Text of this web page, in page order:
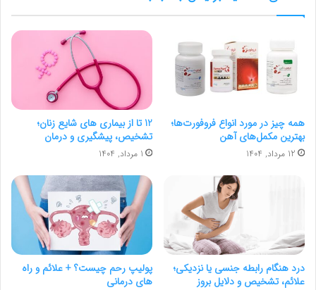
همه چیز در مورد انواع فروفورت‌ها؛
بهترین مکمل‌های آهن
12 مرداد, 1404
12 تا از بیماری های شایع زنان؛
تشخیص، پیشگیری و درمان
1 مرداد, 1404
درد هنگام رابطه جنسی یا نزدیکی؛
علائم، تشخیص و دلایل بروز
پولیپ رحم چیست؟ + علائم و راه‌
های درمانی